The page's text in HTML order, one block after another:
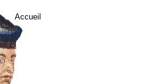
Accueil